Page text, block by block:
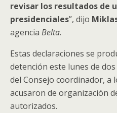
revisar los resultados de
presidenciales”, dijo
agencia Belta.
Estas declaraciones se
detención este lunes de
del Consejo coordinador, a
acusaron de organización
autorizados.